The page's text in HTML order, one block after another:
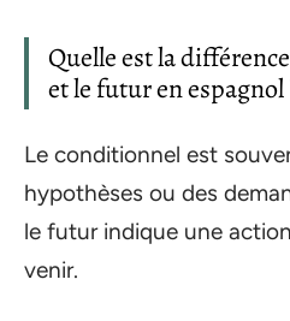
Quelle est la
et le futur en espagnol
Le conditionnel est
hypothèses ou des
le futur indique une
venir.